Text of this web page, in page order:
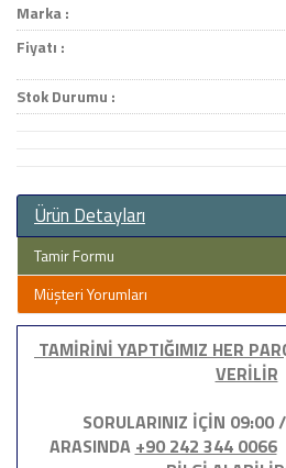
Marka :
Fiyatı :
Stok Durumu :
Ürün Detayları
Tamir Formu
Müşteri Yorumları
TAMİRİNİ YAPTIĞIMIZ HER
VERİLİR
SORULARINIZ İÇİN 09:00
ARASINDA +90 242 344 0066